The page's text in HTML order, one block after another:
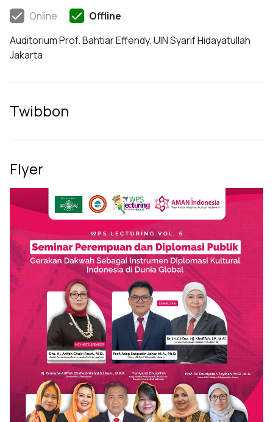
Online
Offline
Auditorium Prof. Bahtiar Effendy, UIN Syarif Hidayatullah
Jakarta
Twibbon
Flyer